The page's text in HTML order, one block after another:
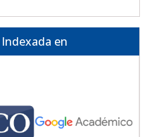
Indexada en